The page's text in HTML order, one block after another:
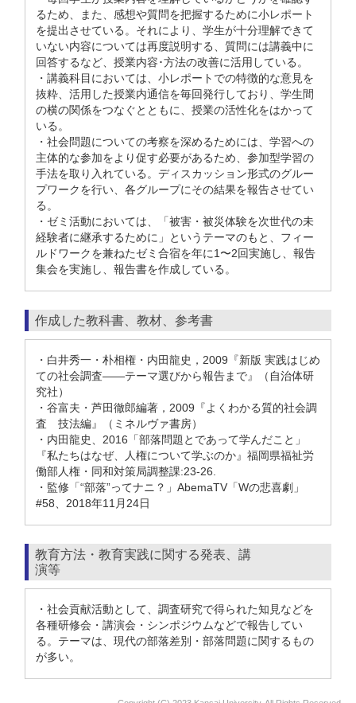
るため、また、感想や質問を把握するために小レポート
を提出させている。それにより、学生が十分理解できて
いない内容については再度説明する、質問には講義中に
回答するなど、授業内容･方法の改善に活用している。
・講義科目においては、小レポートでの特徴的な意見を
抜粋、活用した授業内通信を毎回発行しており、学生間
の横の関係をつなぐとともに、授業の活性化をはかって
いる。
・社会問題についての考察を深めるためには、学習への
主体的な参加をより促す必要があるため、参加型学習の
手法を取り入れている。ディスカッション形式のグルー
プワークを行い、各グループにその結果を報告させてい
る。
・ゼミ活動においては、「被害・被災体験を次世代の未
経験者に継承するために」というテーマのもと、フィー
ルドワークを兼ねたゼミ合宿を年に1〜2回実施し、報告
集会を実施し、報告書を作成している。
作成した教科書、教材、参考書
・白井秀一・朴相権・内田龍史，2009『新版 実践はじめ
ての社会調査――テーマ選びから報告まで』（自治体研
究社）
・谷富夫・芦田徹郎編著，2009『よくわかる質的社会調
査 技法編』（ミネルヴァ書房）
・内田龍史、2016「部落問題とであって学んだこと」
『私たちはなぜ、人権について学ぶのか』福岡県福祉労
働部人権・同和対策局調整課:23-26.
・監修「“部落”ってナニ？」AbemaTV「Wの悲喜劇」
#58、2018年11月24日
教育方法・教育実践に関する発表、講
演等
・社会貢献活動として、調査研究で得られた知見などを
各種研修会・講演会・シンポジウムなどで報告してい
る。テーマは、現代の部落差別・部落問題に関するもの
が多い。